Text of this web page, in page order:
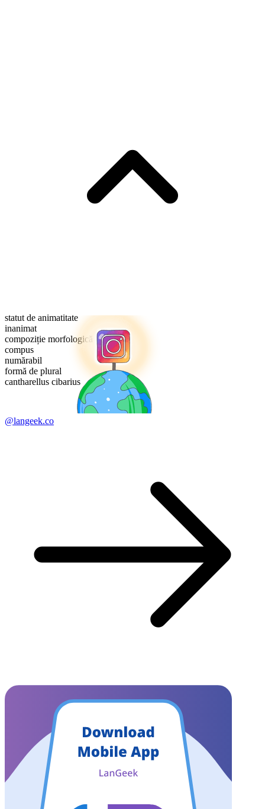
statut de animatitate
inanimat
compoziție morfologică
compus
numărabil
formă de plural
cantharellus cibarius
@langeek.co